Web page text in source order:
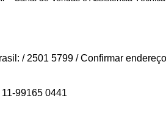
/ 2501 5799 / Confirmar
99165 0441